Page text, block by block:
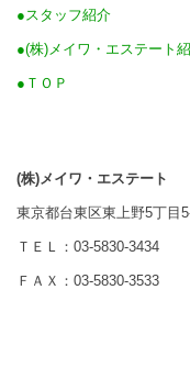
●スタッフ紹介
●(株)メイワ・エステート
●ＴＯＰ
(株)メイワ・エステート
東京都台東区東上野5丁
ＴＥＬ：03-5830-3434
ＦＡＸ：03-5830-3533